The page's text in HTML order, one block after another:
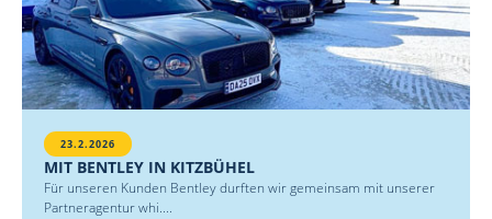
23.2.2026
MIT BENTLEY IN KITZBÜHEL
Für unseren Kunden Bentley durften wir gemeinsam mit unserer
Partneragentur whi....